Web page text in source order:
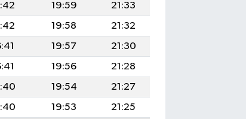
19:59
21:33
19:58
21:32
19:57
21:30
19:56
21:28
19:54
21:27
19:53
21:25